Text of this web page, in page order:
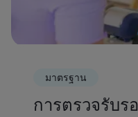
มาตรฐาน
การตรวจรับร